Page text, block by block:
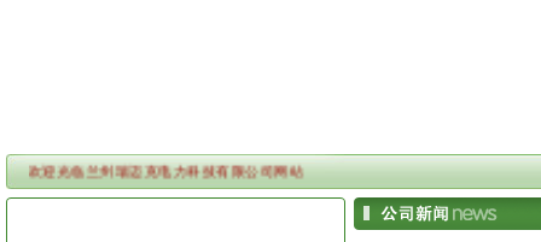
欢迎光临兰州瑞迈克电力科技有限公司网站